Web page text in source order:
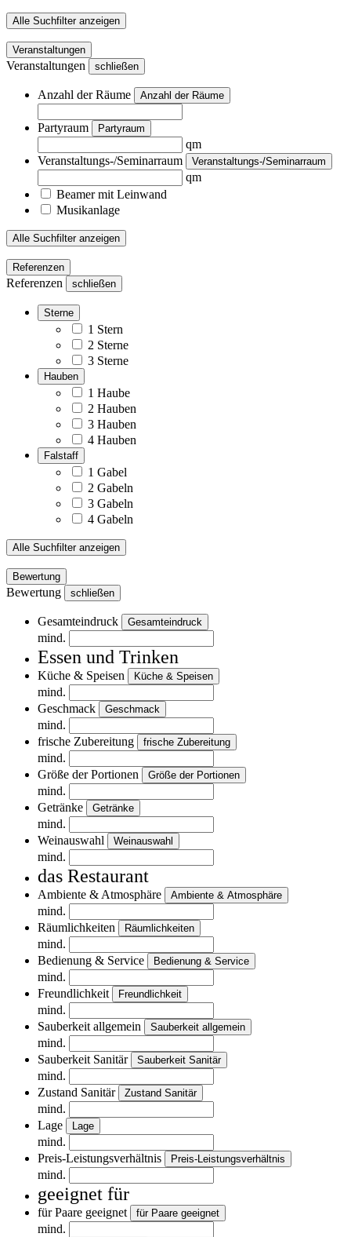
Alle Suchfilter anzeigen
Veranstaltungen
Veranstaltungen schließen
Anzahl der Räume Anzahl der Räume
Partyraum Partyraum
qm
Veranstaltungs-/Seminarraum
Veranstaltungs-/Seminarraum
qm
Beamer mit Leinwand
Musikanlage
Alle Suchfilter anzeigen
Referenzen
Referenzen schließen
Sterne
1 Stern
2 Sterne
3 Sterne
Hauben
1 Haube
2 Hauben
3 Hauben
4 Hauben
Falstaff
1 Gabel
2 Gabeln
3 Gabeln
4 Gabeln
Alle Suchfilter anzeigen
Bewertung
Bewertung schließen
Gesamteindruck Gesamteindruck
mind.
Essen und Trinken
Küche & Speisen Küche & Speisen
mind.
Geschmack
Geschmack
mind.
frische Zubereitung
frische Zubereitung
mind.
Größe der Portionen
Größe der Portionen
mind.
Getränke
Getränke
mind.
Weinauswahl
Weinauswahl
mind.
das Restaurant
Ambiente & Atmosphäre Ambiente & Atmosphäre
mind.
Räumlichkeiten
Räumlichkeiten
mind.
Bedienung & Service
Bedienung & Service
mind.
Freundlichkeit
Freundlichkeit
mind.
Sauberkeit allgemein
Sauberkeit allgemein
mind.
Sauberkeit Sanitär
Sauberkeit Sanitär
mind.
Zustand Sanitär
Zustand Sanitär
mind.
Lage
Lage
mind.
Preis-Leistungsverhältnis
Preis-Leistungsverhältnis
mind.
geeignet für
für Paare geeignet für Paare geeignet
mind.